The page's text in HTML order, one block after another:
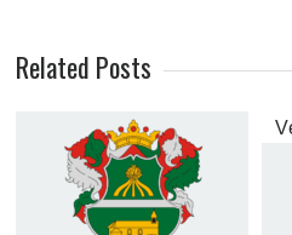
Related Posts